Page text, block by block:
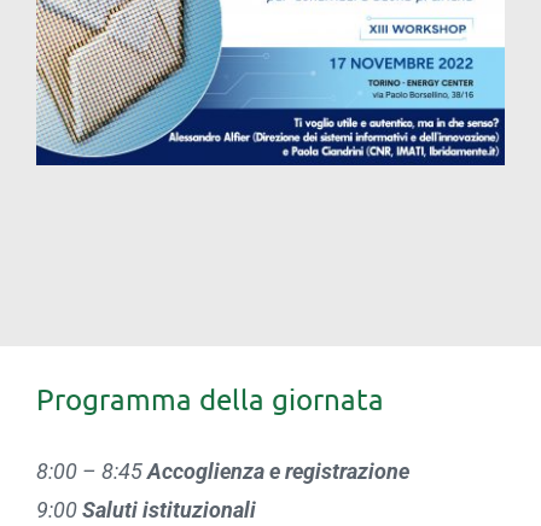
Tavola rotonda. I nodi presenti e assenti
di una visione strategica
Programma della giornata
8:00 – 8:45Accoglienza e registrazione
9:00Saluti istituzionali